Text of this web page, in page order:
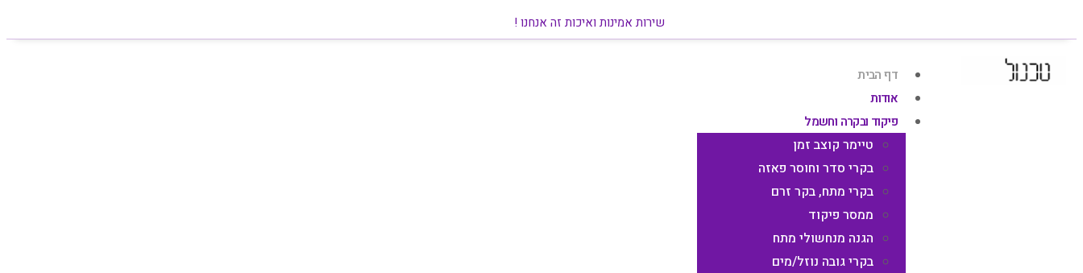
שירות אמינות ואיכות זה אנחנו !
דף הבית
אודות
פיקוד ובקרה וחשמל
טיימר קוצב זמן
בקרי סדר וחוסר פאזה
בקרי מתח, בקר זרם
ממסר פיקוד
הגנה מנחשולי מתח
בקרי גובה נוזל/מים